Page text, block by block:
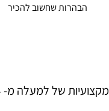
הבהרות שחשוב להכיר
מקצועיות של למעלה מ- 14 שנה